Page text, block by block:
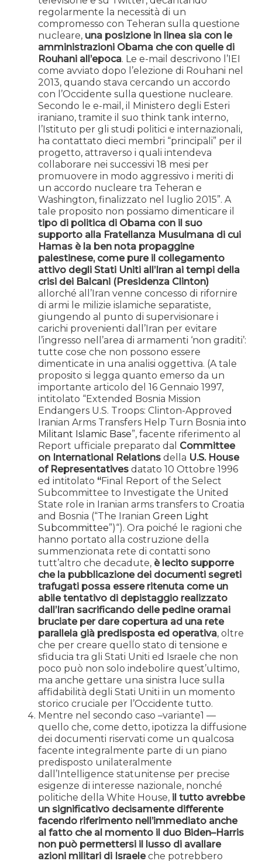
regolarmente la necessità di un
compromesso con Teheran sulla questione
nucleare, una posizione in linea sia con le
amministrazioni Obama che con quelle di
Rouhani all’epoca. Le e-mail descrivono l’IEI
come avviato dopo l’elezione di Rouhani nel
2013, quando stava cercando un accordo
con l’Occidente sulla questione nucleare.
Secondo le e-mail, il Ministero degli Esteri
iraniano, tramite il suo think tank interno,
l’Istituto per gli studi politici e internazionali,
ha contattato dieci membri “principali” per il
progetto, attraverso i quali intendeva
collaborare nei successivi 18 mesi per
promuovere in modo aggressivo i meriti di
un accordo nucleare tra Teheran e
Washington, finalizzato nel luglio 2015”. A
tale proposito non possiamo dimenticare il
tipo di politica di Obama con il suo
supporto alla Fratellanza Musulmana di cui
Hamas è la ben nota propaggine
palestinese, come pure il collegamento
attivo degli Stati Uniti all’Iran ai tempi della
crisi dei Balcani (Presidenza Clinton)
allorché all’Iran venne concesso di rifornire
di armi le milizie islamiche separatiste,
giungendo al punto di supervisionare i
carichi provenienti dall’Iran per evitare
l’ingresso nell’area di armamenti ‘non graditi’:
tutte cose che non possono essere
dimenticate in una analisi oggettiva. (A tale
proposito si legga quanto emerso da un
importante articolo del 16 Gennaio 1997,
intitolato “Extended Bosnia Mission
Endangers U.S. Troops: Clinton-Approved
Iranian Arms Transfers Help Turn Bosnia into
Militant Islamic Base”, facente riferimento al
Report ufficiale preparato dal Committee
on International Relations della U.S. House
of Representatives datato 10 Ottobre 1996
ed intitolato “Final Report of the Select
Subcommittee to Investigate the United
State role in Iranian arms transfers to Croatia
and Bosnia (“The Iranian Green Light
Subcommittee”)“). Ora poiché le ragioni che
hanno portato alla costruzione della
summenzionata rete di contatti sono
tutt’altro che decadute, è lecito supporre
che la pubblicazione dei documenti segreti
trafugati possa essere ritenuta come un
abile tentativo di depistaggio realizzato
dall’Iran sacrificando delle pedine oramai
bruciate per dare copertura ad una rete
parallela già predisposta ed operativa, oltre
che per creare quello stato di tensione e
sfiducia tra gli Stati Uniti ed Israele che non
poco può non solo indebolire quest’ultimo,
ma anche gettare una sinistra luce sulla
affidabilità degli Stati Uniti in un momento
storico cruciale per l’Occidente tutto.
Mentre nel secondo caso –variante1 —
quello che, come detto, ipotizza la diffusione
dei documenti riservati come un qualcosa
facente integralmente parte di un piano
predisposto unilateralmente
dall’Intelligence statunitense per precise
esigenze di interesse nazionale, nonché
politiche della White House, il tutto avrebbe
un significativo decisamente differente
facendo riferimento nell’immediato anche
al fatto che al momento il duo Biden–Harris
non può permettersi il lusso di avallare
azioni militari di Israeleche potrebbero